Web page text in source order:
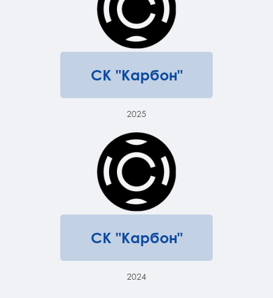
СК "Карбон"
2025
СК "Карбон"
2024